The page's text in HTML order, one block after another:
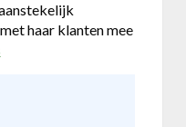
haar klanten mee